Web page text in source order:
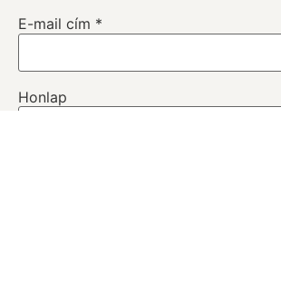
Adatkezelési tájékoztató
E-mail cím *
Honlap